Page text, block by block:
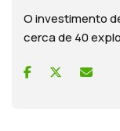
O investimento
cerca de 40